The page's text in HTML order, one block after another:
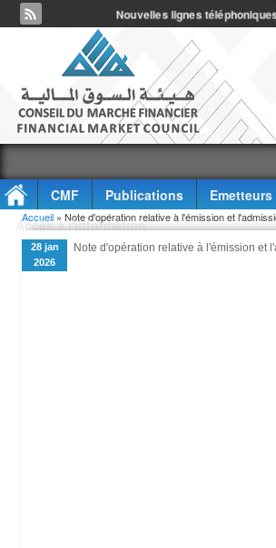
Nouvelles lignes
CMF Publications Emetteurs
Accès à l'information
Vous êtes ici
Accueil » Note d'opération relative à l'émission et
28 jan
2026
Note d'opération relative à l'émission et